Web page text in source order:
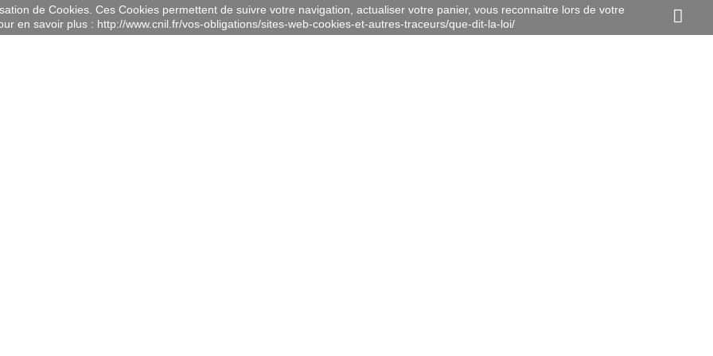
de Cookies. Ces Cookies permettent de suivre votre navigation, actualiser votre panier, vous reconnaitre lors de votre
en savoir plus : http://www.cnil.fr/vos-obligations/sites-web-cookies-et-autres-traceurs/que-dit-la-loi/